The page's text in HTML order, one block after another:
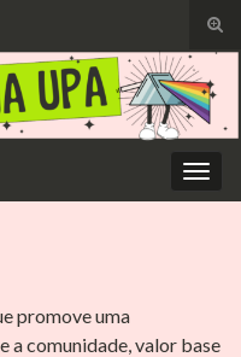
de
promove uma
a comunidade, valor base